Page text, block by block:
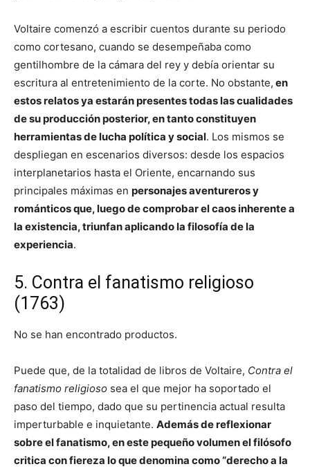
Voltaire comenzó a escribir cuentos durante su periodo
como cortesano, cuando se desempeñaba como
gentilhombre de la cámara del rey y debía orientar su
escritura al entretenimiento de la corte. No obstante, en
estos relatos ya estarán presentes todas las cualidades
de su producción posterior, en tanto constituyen
herramientas de lucha política y social. Los mismos se
despliegan en escenarios diversos: desde los espacios
interplanetarios hasta el Oriente, encarnando sus
principales máximas en personajes aventureros y
románticos que, luego de comprobar el caos inherente a
la existencia, triunfan aplicando la filosofía de la
experiencia.
5. Contra el fanatismo religioso
(1763)
No se han encontrado productos.
Puede que, de la totalidad de libros de Voltaire, Contra el
fanatismo religioso sea el que mejor ha soportado el
paso del tiempo, dado que su pertinencia actual resulta
imperturbable e inquietante. Además de reflexionar
sobre el fanatismo, en este pequeño volumen el filósofo
critica con fiereza lo que denomina como “derecho a la